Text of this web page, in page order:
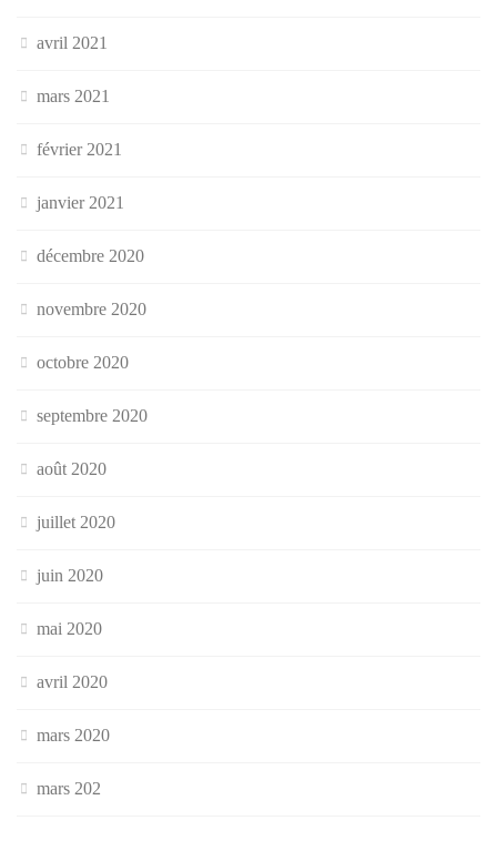
avril 2021
mars 2021
février 2021
janvier 2021
décembre 2020
novembre 2020
octobre 2020
septembre 2020
août 2020
juillet 2020
juin 2020
mai 2020
avril 2020
mars 2020
mars 202